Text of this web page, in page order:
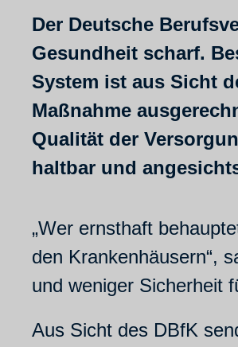
Der Deutsche
Gesundheit scharf.
System ist aus Sicht
Maßnahme
Qualität der
haltbar und
„Wer ernsthaft
den Krankenhäusern“,
und weniger Sicherheit
Aus Sicht des DBfK